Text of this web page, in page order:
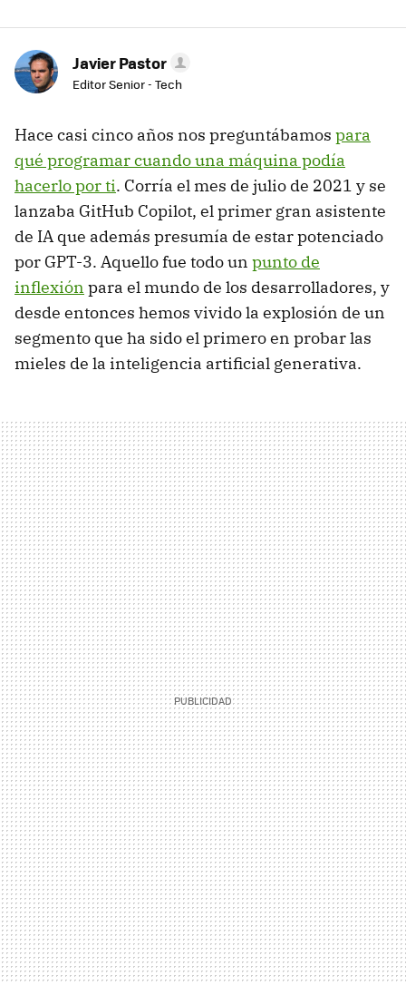
Javier Pastor
Editor Senior - Tech
Hace casi cinco años nos preguntábamos para
qué programar cuando una máquina podía
hacerlo por ti. Corría el mes de julio de 2021 y se
lanzaba GitHub Copilot, el primer gran asistente
de IA que además presumía de estar potenciado
por GPT-3. Aquello fue todo un punto de
inflexión para el mundo de los desarrolladores, y
desde entonces hemos vivido la explosión de un
segmento que ha sido el primero en probar las
mieles de la inteligencia artificial generativa.